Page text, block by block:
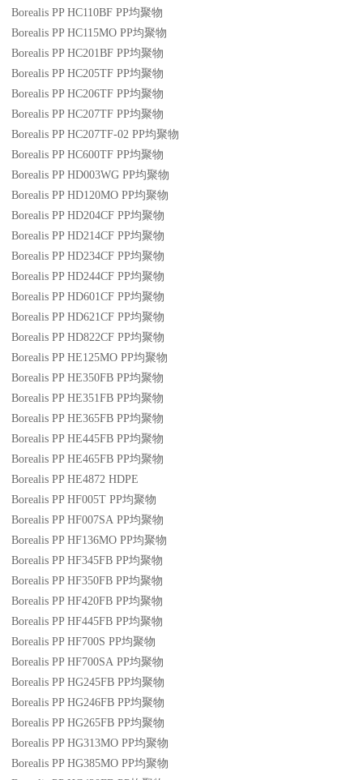
Borealis PP HC110BF PP均聚物
Borealis PP HC115MO PP均聚物
Borealis PP HC201BF PP均聚物
Borealis PP HC205TF PP均聚物
Borealis PP HC206TF PP均聚物
Borealis PP HC207TF PP均聚物
Borealis PP HC207TF-02 PP均聚物
Borealis PP HC600TF PP均聚物
Borealis PP HD003WG PP均聚物
Borealis PP HD120MO PP均聚物
Borealis PP HD204CF PP均聚物
Borealis PP HD214CF PP均聚物
Borealis PP HD234CF PP均聚物
Borealis PP HD244CF PP均聚物
Borealis PP HD601CF PP均聚物
Borealis PP HD621CF PP均聚物
Borealis PP HD822CF PP均聚物
Borealis PP HE125MO PP均聚物
Borealis PP HE350FB PP均聚物
Borealis PP HE351FB PP均聚物
Borealis PP HE365FB PP均聚物
Borealis PP HE445FB PP均聚物
Borealis PP HE465FB PP均聚物
Borealis PP HE4872 HDPE
Borealis PP HF005T PP均聚物
Borealis PP HF007SA PP均聚物
Borealis PP HF136MO PP均聚物
Borealis PP HF345FB PP均聚物
Borealis PP HF350FB PP均聚物
Borealis PP HF420FB PP均聚物
Borealis PP HF445FB PP均聚物
Borealis PP HF700S PP均聚物
Borealis PP HF700SA PP均聚物
Borealis PP HG245FB PP均聚物
Borealis PP HG246FB PP均聚物
Borealis PP HG265FB PP均聚物
Borealis PP HG313MO PP均聚物
Borealis PP HG385MO PP均聚物